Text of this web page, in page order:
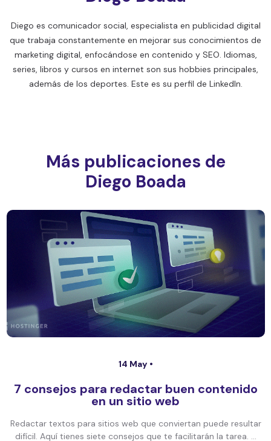
Diego es comunicador social, especialista en publicidad digital
que trabaja constantemente en mejorar sus conocimientos de
marketing digital, enfocándose en contenido y SEO. Idiomas,
series, libros y cursos en internet son sus hobbies principales,
además de los deportes. Este es su perfil de LinkedIn.
Más publicaciones de
Diego Boada
14 May •
7 consejos para redactar buen contenido
en un sitio web
Redactar textos para sitios web que conviertan puede resultar
difícil. Aquí tienes siete consejos que te facilitarán la tarea. ...